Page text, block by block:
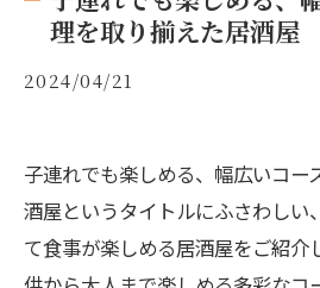
理を取り揃えた居酒屋
2024/04/21
子連れでも楽しめる、幅広いコー
酒屋というタイトルにふさわしい
て食事が楽しめる居酒屋をご紹介